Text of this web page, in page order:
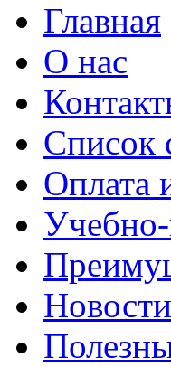
Главная
О нас
Список
Оплата
Новости